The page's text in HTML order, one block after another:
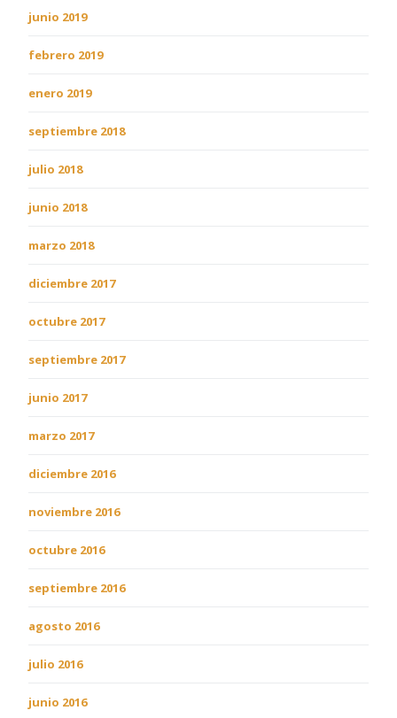
junio 2019
febrero 2019
enero 2019
septiembre 2018
julio 2018
junio 2018
marzo 2018
diciembre 2017
octubre 2017
septiembre 2017
junio 2017
marzo 2017
diciembre 2016
noviembre 2016
octubre 2016
septiembre 2016
agosto 2016
julio 2016
junio 2016